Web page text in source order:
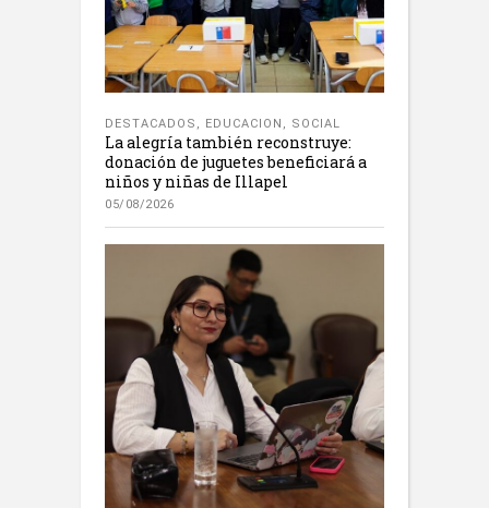
DESTACADOS , EDUCACION , SOCIAL
La alegría también reconstruye:
donación de juguetes beneficiará a
niños y niñas de Illapel
05/08/2026